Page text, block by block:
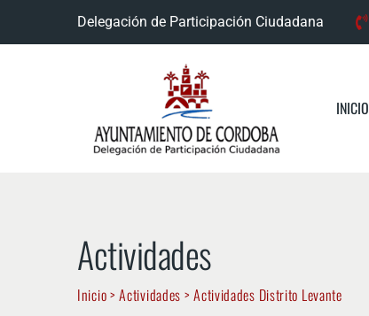
Delegación de Participación Ciudadana
INICIO
Actividades
Inicio>Actividades >Actividades Distrito Levante